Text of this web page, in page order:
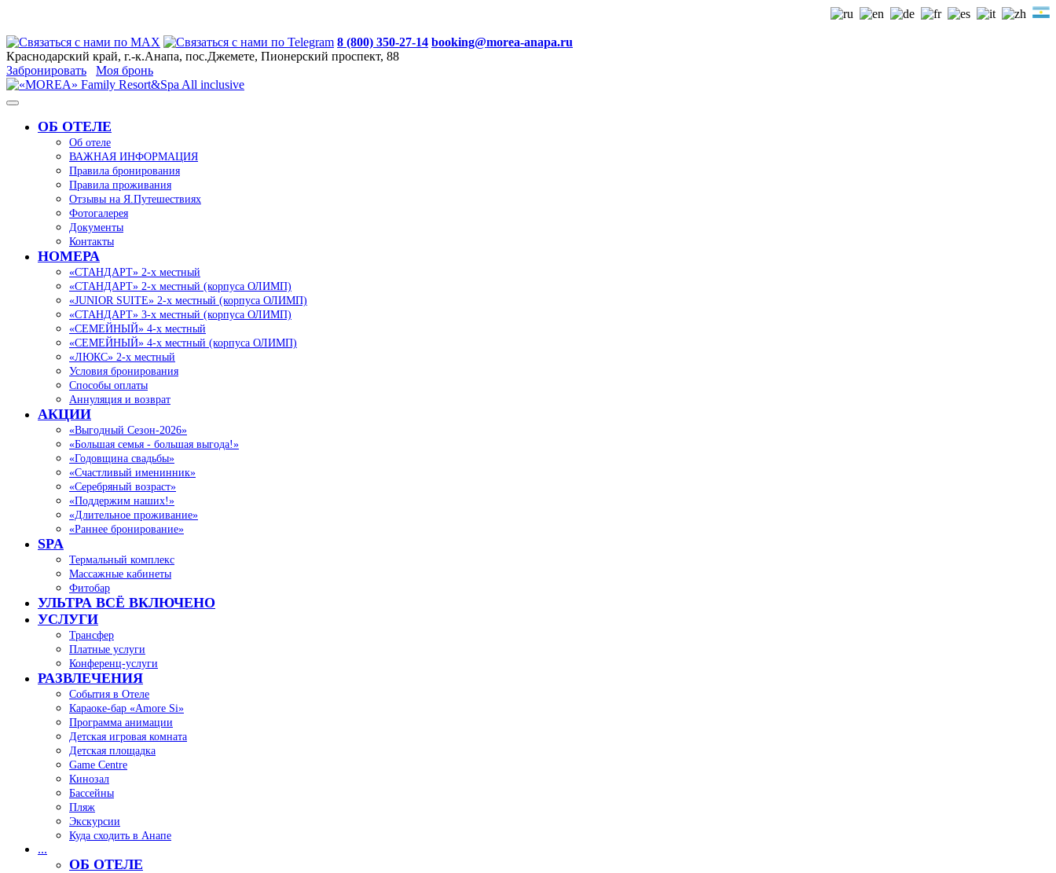
8 (800) 350-27-14 booking@morea-anapa.ru
Краснодарский край, г.-к.Анапа, пос.Джемете, Пионерский проспект, 88
Забронировать
Моя бронь
ОБ ОТЕЛЕ
Об отеле
ВАЖНАЯ ИНФОРМАЦИЯ
Правила бронирования
Правила проживания
Отзывы на Я.Путешествиях
Фотогалерея
Документы
Контакты
НОМЕРА
«СТАНДАРТ» 2-х местный
«СТАНДАРТ» 2-х местный (корпуса ОЛИМП)
«JUNIOR SUITE» 2-х местный (корпуса ОЛИМП)
«СТАНДАРТ» 3-х местный (корпуса ОЛИМП)
«СЕМЕЙНЫЙ» 4-х местный
«СЕМЕЙНЫЙ» 4-х местный (корпуса ОЛИМП)
«ЛЮКС» 2-х местный
Условия бронирования
Способы оплаты
Аннуляция и возврат
АКЦИИ
«Выгодный Сезон-2026»
«Большая семья - большая выгода!»
«Годовщина свадьбы»
«Счастливый именинник»
«Серебряный возраст»
«Поддержим наших!»
«Длительное проживание»
«Раннее бронирование»
SPA
Термальный комплекс
Массажные кабинеты
Фитобар
УЛЬТРА ВСЁ ВКЛЮЧЕНО
УСЛУГИ
Трансфер
Платные услуги
Конференц-услуги
РАЗВЛЕЧЕНИЯ
События в Отеле
Караоке-бар «Amore Si»
Программа анимации
Детская игровая комната
Детская площадка
Game Centre
Кинозал
Бассейны
Пляж
Экскурсии
Куда сходить в Анапе
...
ОБ ОТЕЛЕ